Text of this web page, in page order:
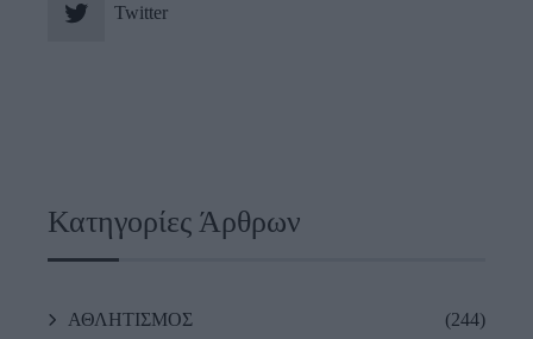
Twitter
Κατηγορίες Άρθρων
ΑΘΛΗΤΙΣΜΟΣ (244)